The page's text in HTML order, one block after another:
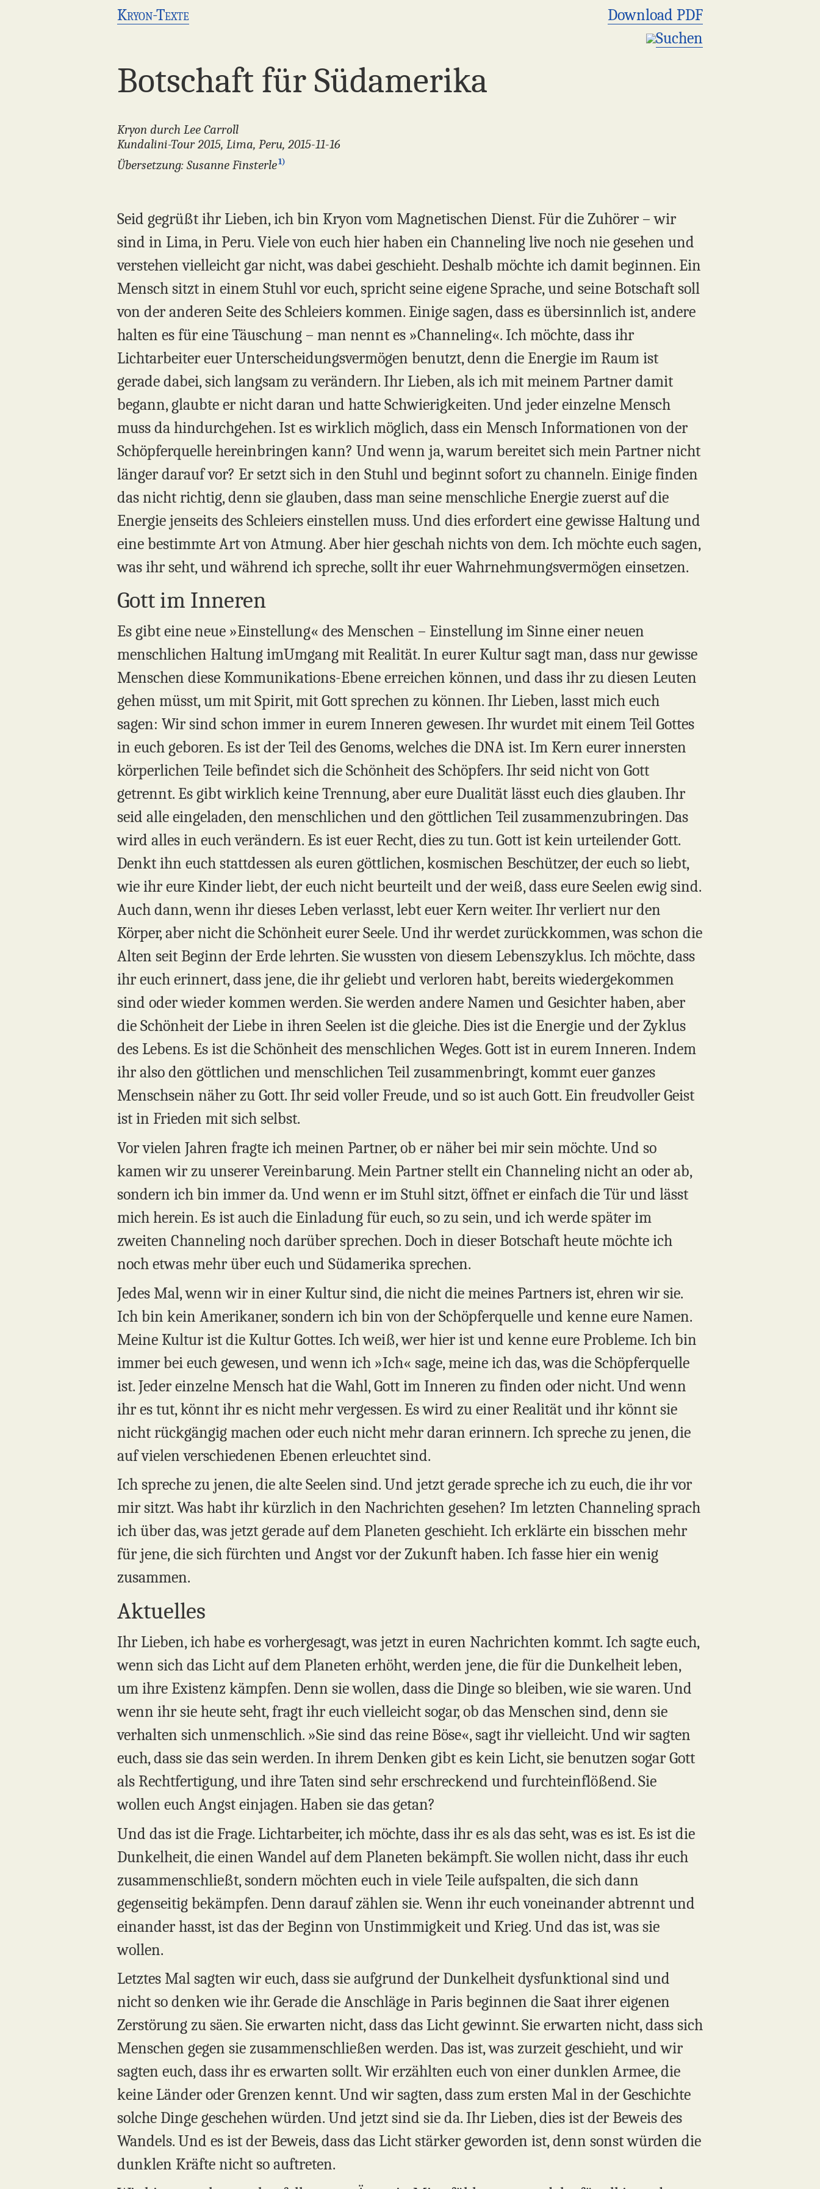
Kryon-Texte
Download PDF
Suchen
Botschaft für Südamerika
Kryon durch Lee Carroll
Kundalini-Tour 2015, Lima, Peru, 2015-11-16
Übersetzung: Susanne Finsterle1)
Seid gegrüßt ihr Lieben, ich bin Kryon vom Magnetischen Dienst. Für die Zuhörer – wir
sind in Lima, in Peru. Viele von euch hier haben ein Channeling live noch nie gesehen und
verstehen vielleicht gar nicht, was dabei geschieht. Deshalb möchte ich damit beginnen. Ein
Mensch sitzt in einem Stuhl vor euch, spricht seine eigene Sprache, und seine Botschaft soll
von der anderen Seite des Schleiers kommen. Einige sagen, dass es übersinnlich ist, andere
halten es für eine Täuschung – man nennt es »Channeling«. Ich möchte, dass ihr
Lichtarbeiter euer Unterscheidungsvermögen benutzt, denn die Energie im Raum ist
gerade dabei, sich langsam zu verändern. Ihr Lieben, als ich mit meinem Partner damit
begann, glaubte er nicht daran und hatte Schwierigkeiten. Und jeder einzelne Mensch
muss da hindurchgehen. Ist es wirklich möglich, dass ein Mensch Informationen von der
Schöpferquelle hereinbringen kann? Und wenn ja, warum bereitet sich mein Partner nicht
länger darauf vor? Er setzt sich in den Stuhl und beginnt sofort zu channeln. Einige finden
das nicht richtig, denn sie glauben, dass man seine menschliche Energie zuerst auf die
Energie jenseits des Schleiers einstellen muss. Und dies erfordert eine gewisse Haltung und
eine bestimmte Art von Atmung. Aber hier geschah nichts von dem. Ich möchte euch sagen,
was ihr seht, und während ich spreche, sollt ihr euer Wahrnehmungsvermögen einsetzen.
Gott im Inneren
Es gibt eine neue »Einstellung« des Menschen – Einstellung im Sinne einer neuen
menschlichen Haltung imUmgang mit Realität. In eurer Kultur sagt man, dass nur gewisse
Menschen diese Kommunikations-Ebene erreichen können, und dass ihr zu diesen Leuten
gehen müsst, um mit Spirit, mit Gott sprechen zu können. Ihr Lieben, lasst mich euch
sagen: Wir sind schon immer in eurem Inneren gewesen. Ihr wurdet mit einem Teil Gottes
in euch geboren. Es ist der Teil des Genoms, welches die DNA ist. Im Kern eurer innersten
körperlichen Teile befindet sich die Schönheit des Schöpfers. Ihr seid nicht von Gott
getrennt. Es gibt wirklich keine Trennung, aber eure Dualität lässt euch dies glauben. Ihr
seid alle eingeladen, den menschlichen und den göttlichen Teil zusammenzubringen. Das
wird alles in euch verändern. Es ist euer Recht, dies zu tun. Gott ist kein urteilender Gott.
Denkt ihn euch stattdessen als euren göttlichen, kosmischen Beschützer, der euch so liebt,
wie ihr eure Kinder liebt, der euch nicht beurteilt und der weiß, dass eure Seelen ewig sind.
Auch dann, wenn ihr dieses Leben verlasst, lebt euer Kern weiter. Ihr verliert nur den
Körper, aber nicht die Schönheit eurer Seele. Und ihr werdet zurückkommen, was schon die
Alten seit Beginn der Erde lehrten. Sie wussten von diesem Lebenszyklus. Ich möchte, dass
ihr euch erinnert, dass jene, die ihr geliebt und verloren habt, bereits wiedergekommen
sind oder wieder kommen werden. Sie werden andere Namen und Gesichter haben, aber
die Schönheit der Liebe in ihren Seelen ist die gleiche. Dies ist die Energie und der Zyklus
des Lebens. Es ist die Schönheit des menschlichen Weges. Gott ist in eurem Inneren. Indem
ihr also den göttlichen und menschlichen Teil zusammenbringt, kommt euer ganzes
Menschsein näher zu Gott. Ihr seid voller Freude, und so ist auch Gott. Ein freudvoller Geist
ist in Frieden mit sich selbst.
Vor vielen Jahren fragte ich meinen Partner, ob er näher bei mir sein möchte. Und so
kamen wir zu unserer Vereinbarung. Mein Partner stellt ein Channeling nicht an oder ab,
sondern ich bin immer da. Und wenn er im Stuhl sitzt, öffnet er einfach die Tür und lässt
mich herein. Es ist auch die Einladung für euch, so zu sein, und ich werde später im
zweiten Channeling noch darüber sprechen. Doch in dieser Botschaft heute möchte ich
noch etwas mehr über euch und Südamerika sprechen.
Jedes Mal, wenn wir in einer Kultur sind, die nicht die meines Partners ist, ehren wir sie.
Ich bin kein Amerikaner, sondern ich bin von der Schöpferquelle und kenne eure Namen.
Meine Kultur ist die Kultur Gottes. Ich weiß, wer hier ist und kenne eure Probleme. Ich bin
immer bei euch gewesen, und wenn ich »Ich« sage, meine ich das, was die Schöpferquelle
ist. Jeder einzelne Mensch hat die Wahl, Gott im Inneren zu finden oder nicht. Und wenn
ihr es tut, könnt ihr es nicht mehr vergessen. Es wird zu einer Realität und ihr könnt sie
nicht rückgängig machen oder euch nicht mehr daran erinnern. Ich spreche zu jenen, die
auf vielen verschiedenen Ebenen erleuchtet sind.
Ich spreche zu jenen, die alte Seelen sind. Und jetzt gerade spreche ich zu euch, die ihr vor
mir sitzt. Was habt ihr kürzlich in den Nachrichten gesehen? Im letzten Channeling sprach
ich über das, was jetzt gerade auf dem Planeten geschieht. Ich erklärte ein bisschen mehr
für jene, die sich fürchten und Angst vor der Zukunft haben. Ich fasse hier ein wenig
zusammen.
Aktuelles
Ihr Lieben, ich habe es vorhergesagt, was jetzt in euren Nachrichten kommt. Ich sagte euch,
wenn sich das Licht auf dem Planeten erhöht, werden jene, die für die Dunkelheit leben,
um ihre Existenz kämpfen. Denn sie wollen, dass die Dinge so bleiben, wie sie waren. Und
wenn ihr sie heute seht, fragt ihr euch vielleicht sogar, ob das Menschen sind, denn sie
verhalten sich unmenschlich. »Sie sind das reine Böse«, sagt ihr vielleicht. Und wir sagten
euch, dass sie das sein werden. In ihrem Denken gibt es kein Licht, sie benutzen sogar Gott
als Rechtfertigung, und ihre Taten sind sehr erschreckend und furchteinflößend. Sie
wollen euch Angst einjagen. Haben sie das getan?
Und das ist die Frage. Lichtarbeiter, ich möchte, dass ihr es als das seht, was es ist. Es ist die
Dunkelheit, die einen Wandel auf dem Planeten bekämpft. Sie wollen nicht, dass ihr euch
zusammenschließt, sondern möchten euch in viele Teile aufspalten, die sich dann
gegenseitig bekämpfen. Denn darauf zählen sie. Wenn ihr euch voneinander abtrennt und
einander hasst, ist das der Beginn von Unstimmigkeit und Krieg. Und das ist, was sie
wollen.
Letztes Mal sagten wir euch, dass sie aufgrund der Dunkelheit dysfunktional sind und
nicht so denken wie ihr. Gerade die Anschläge in Paris beginnen die Saat ihrer eigenen
Zerstörung zu säen. Sie erwarten nicht, dass das Licht gewinnt. Sie erwarten nicht, dass sich
Menschen gegen sie zusammenschließen werden. Das ist, was zurzeit geschieht, und wir
sagten euch, dass ihr es erwarten sollt. Wir erzählten euch von einer dunklen Armee, die
keine Länder oder Grenzen kennt. Und wir sagten, dass zum ersten Mal in der Geschichte
solche Dinge geschehen würden. Und jetzt sind sie da. Ihr Lieben, dies ist der Beweis des
Wandels. Und es ist der Beweis, dass das Licht stärker geworden ist, denn sonst würden die
dunklen Kräfte nicht so auftreten.